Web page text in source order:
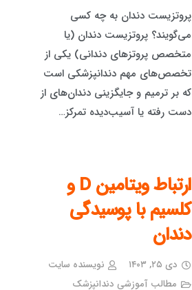
پروتزیست دندان به چه کسی
می‌گویند؟ پروتزیست دندان (یا
متخصص پروتزهای دندانی) یکی از
تخصص‌های مهم دندانپزشکی است
که بر ترمیم و جایگزینی دندان‌های از
دست رفته یا آسیب‌دیده تمرکز…
ارتباط ویتامین D و
کلسیم با پوسیدگی
دندان
دی ۲۵, ۱۴۰۳
نویسنده سایت
مطالب آموزشی دندانپزشک